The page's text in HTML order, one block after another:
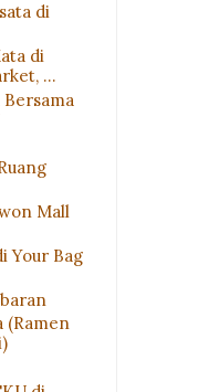
di
di
...
Mall
Your Bag
(Ramen